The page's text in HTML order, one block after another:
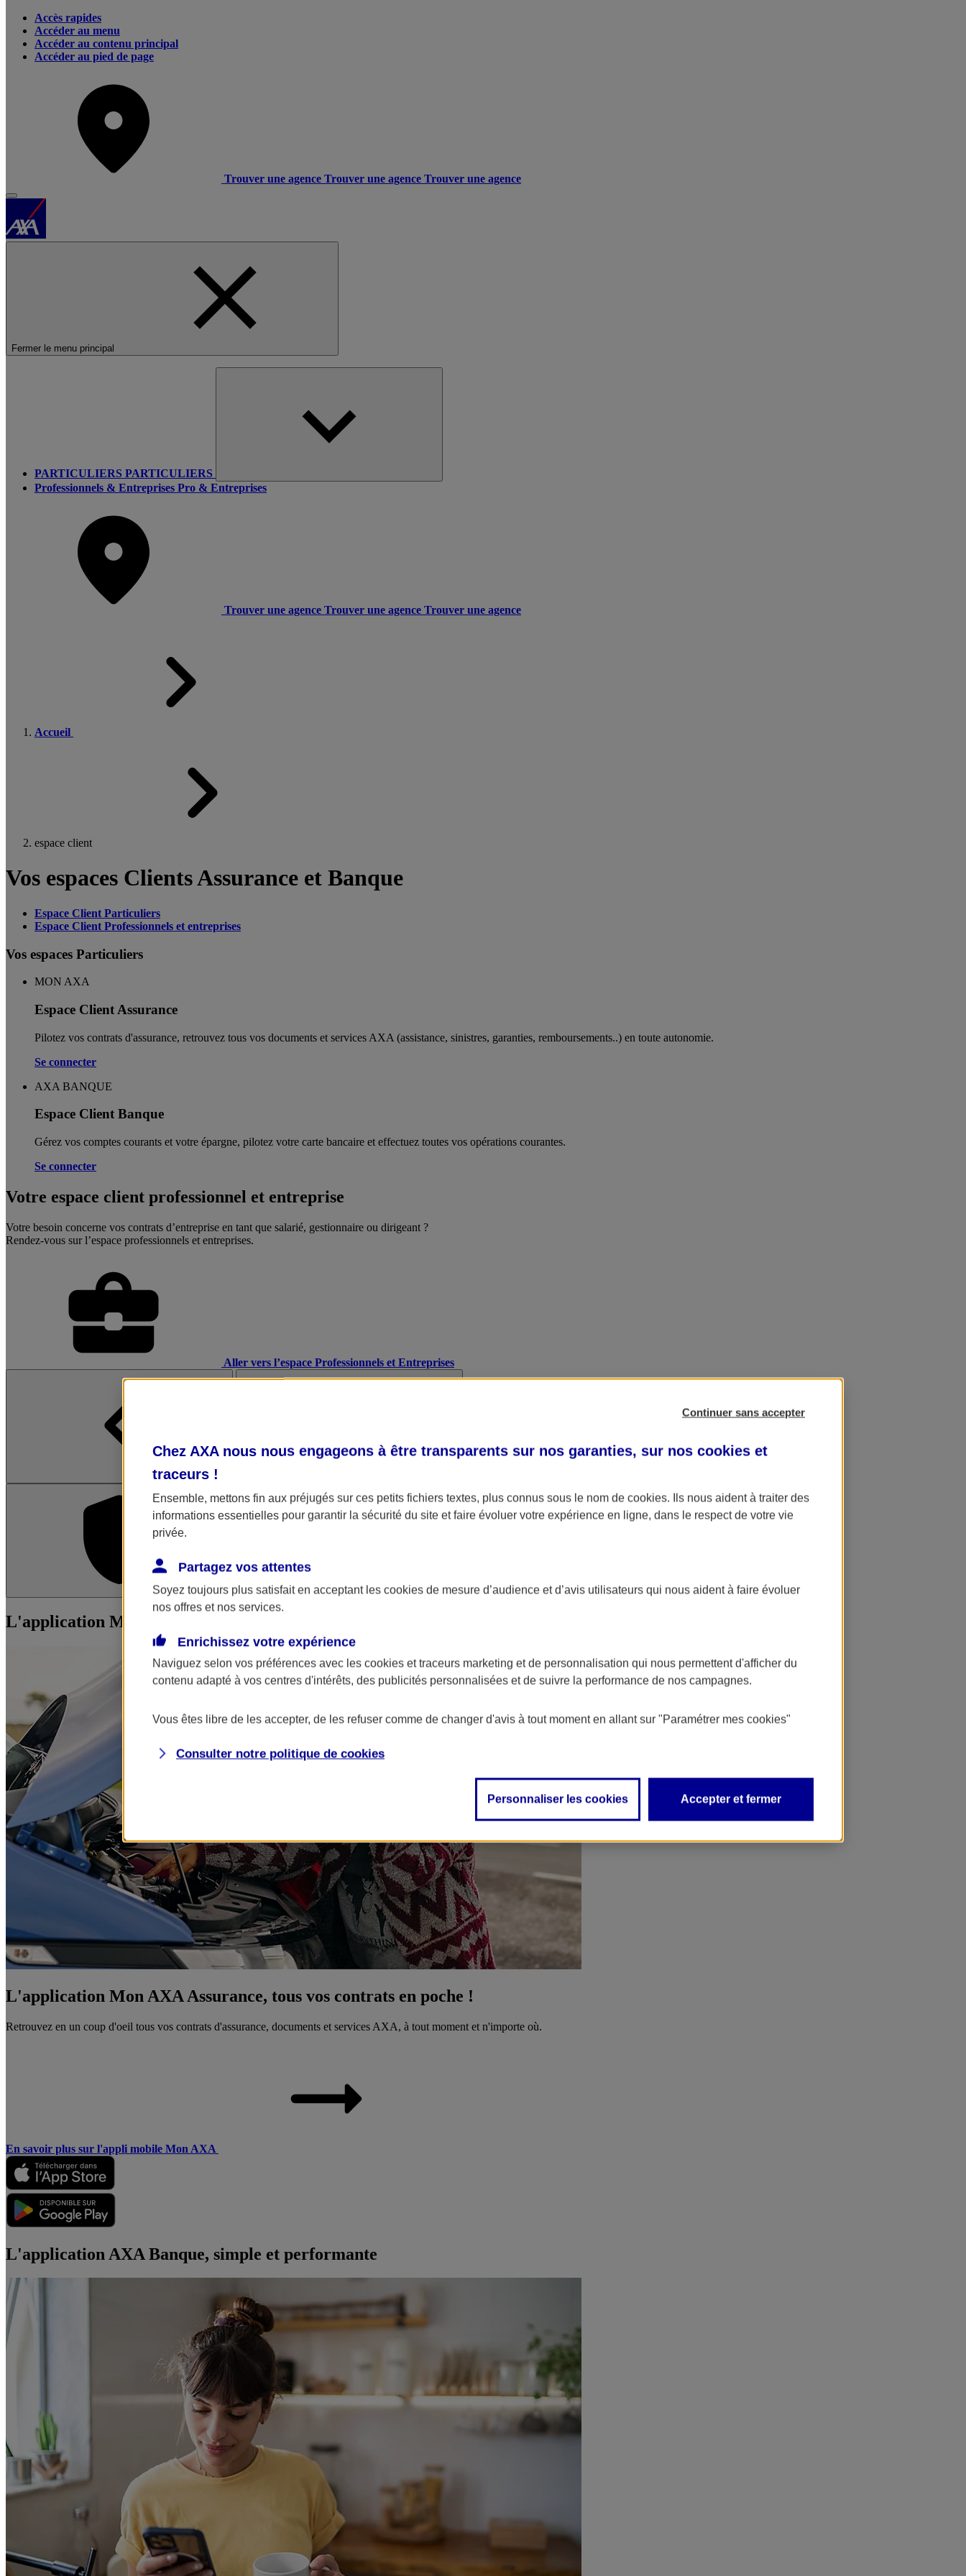
Accès rapides
Accéder au menu
Accéder au contenu principal
Accéder au pied de page
Trouver une agence Trouver une agence Trouver une agence
Fermer le menu principal
PARTICULIERS PARTICULIERS
Professionnels & Entreprises Pro & Entreprises
Trouver une agence Trouver une agence Trouver une agence
Accueil
espace client
Vos espaces Clients Assurance et Banque
Espace Client Particuliers
Espace Client Professionnels et entreprises
Vos espaces Particuliers
MON AXA
Espace Client Assurance
Pilotez vos contrats d'assurance, retrouvez tous vos documents et services AXA (assistance, sinistres, garanties, remboursements..) en toute autonomie. ​
Se connecter
AXA BANQUE
Espace Client Banque
Gérez vos comptes courants et votre épargne, pilotez votre carte bancaire et effectuez toutes vos opérations courantes.
Se connecter
Votre espace client professionnel et entreprise
Votre besoin concerne vos contrats d’entreprise en tant que salarié, gestionnaire ou dirigeant ?
Rendez-vous sur l’espace professionnels et entreprises.
Aller vers l’espace Professionnels et Entreprises
L'application Mon AXA Assurance L'application AXA Banque
L'application Mon AXA Assurance, tous vos contrats en poche !
L'application Mon AXA Assurance, tous vos contrats en poche !
Retrouvez en un coup d'oeil tous vos contrats d'assurance, documents et services AXA, à tout moment et n'importe où.
En savoir plus sur l'appli mobile Mon AXA
L'application AXA Banque, simple et performante
Continuer sans accepter
Chez AXA nous nous engageons à être transparents sur nos garanties, sur nos cookies et
traceurs !
Ensemble, mettons fin aux préjugés sur ces petits fichiers textes, plus connus sous le nom de cookies. Ils nous aident à traiter des
informations essentielles pour garantir la sécurité du site et faire évoluer votre expérience en ligne, dans le respect de votre vie
privée.
Partagez vos attentes
Soyez toujours plus satisfait en acceptant les cookies de mesure d’audience et d’avis utilisateurs qui nous aident à faire évoluer
nos offres et nos services.
Enrichissez votre expérience
Naviguez selon vos préférences avec les cookies et traceurs marketing et de personnalisation qui nous permettent d'afficher du
contenu adapté à vos centres d'intérêts, des publicités personnalisées et de suivre la performance de nos campagnes.
Vous êtes libre de les accepter, de les refuser comme de changer d'avis à tout moment en allant sur "Paramétrer mes cookies"
Consulter notre politique de cookies
Personnaliser les cookies Accepter et fermer